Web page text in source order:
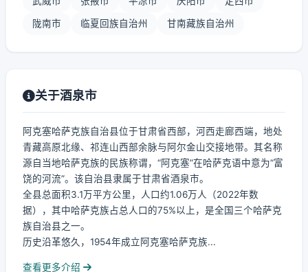
陇南市 临夏回族自治州 甘南藏族自治州
关于酒泉市
阿克塞哈萨克族自治县位于甘肃省西部，河西走廊西端，地处
青藏高原北缘、祁连山西部余脉与阿尔金山交接地带。其名称
源自当地哈萨克族的民族称谓，“阿克塞”在哈萨克语中意为“富
饶的河流”。该自治县隶属于甘肃省酒泉市。
全县总面积3.1万平方公里，人口约1.06万人（2022年数
据），其中哈萨克族占总人口的75%以上，是全国三个哈萨克
族自治县之一。
历史沿革悠久，1954年成立阿克塞哈萨克族...
查看更多介绍